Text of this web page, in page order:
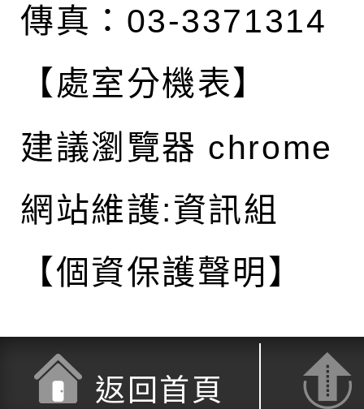
傳真：03-3371314
【處室分機表】
建議瀏覽器 chrome
網站維護:資訊組
【個資保護聲明】
返回首頁